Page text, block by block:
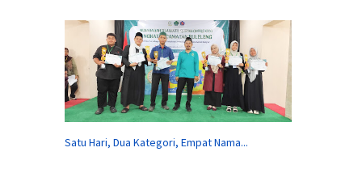
Satu Hari, Dua Kategori, Empat Nama...